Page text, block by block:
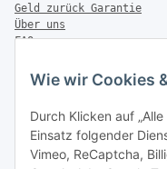
Wie wir Cookies
Durch Klicken auf
Einsatz folgender
Vimeo, ReCaptcha,
Geld zurück Garantie
Über uns
FAQ
Zahlung & Versand